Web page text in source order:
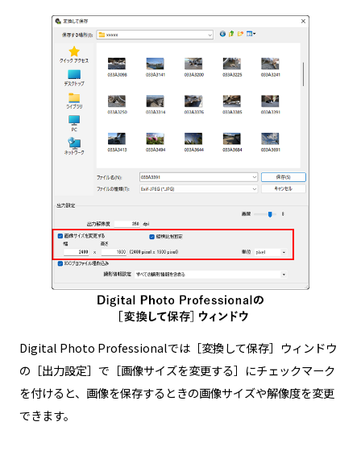
Digital Photo Professionalでは［変換して保存］ウィンドウ
の［出力設定］で［画像サイズを変更する］にチェックマーク
を付けると、画像を保存するときの画像サイズや解像度を変更
できます。